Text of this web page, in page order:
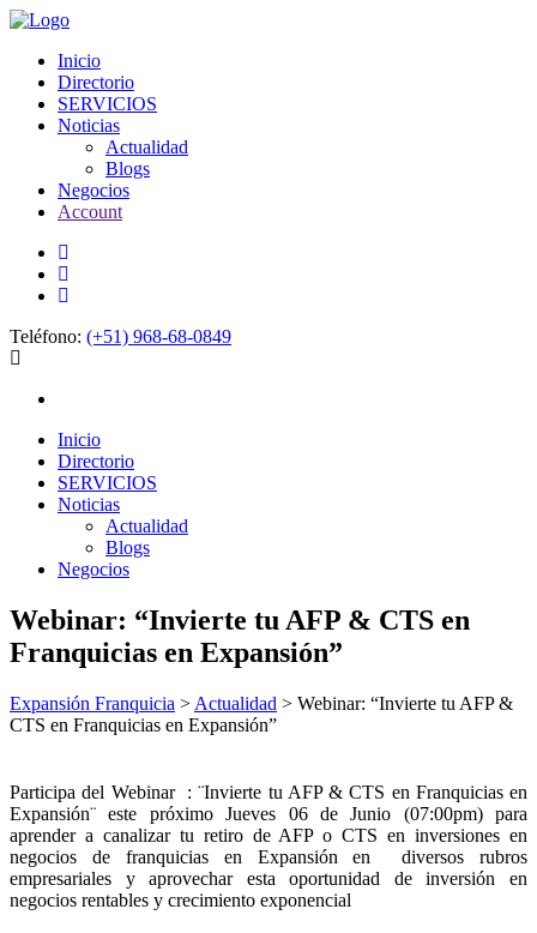
Inicio
Directorio
SERVICIOS
Noticias
Actualidad
Blogs
Negocios
Account
Teléfono: (+51) 968-68-0849
Inicio
Directorio
SERVICIOS
Noticias
Actualidad
Blogs
Negocios
Webinar: “Invierte tu AFP & CTS en
Franquicias en Expansión”
Expansión Franquicia > Actualidad > Webinar: “Invierte tu AFP &
CTS en Franquicias en Expansión”
Participa del Webinar : ¨Invierte tu AFP & CTS en Franquicias en
Expansión¨ este próximo Jueves 06 de Junio (07:00pm) para
aprender a canalizar tu retiro de AFP o CTS en inversiones en
negocios de franquicias en Expansión en diversos rubros
empresariales y aprovechar esta oportunidad de inversión en
negocios rentables y crecimiento exponencial